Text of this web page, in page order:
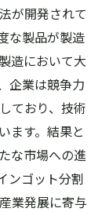
が開発されて
な製品が製造
造において大
企業は競争力
ており、技術
ます。結果と
な市場への進
ンゴット分割
業発展に寄与